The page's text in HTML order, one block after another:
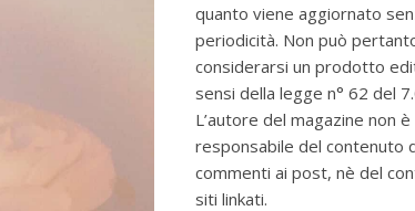
quanto viene aggiornato
periodicità. Non può
considerarsi un prodotto
sensi della legge n° 62 del
L’autore del magazine non è
responsabile del contenuto
commenti ai post, nè del
siti linkati.